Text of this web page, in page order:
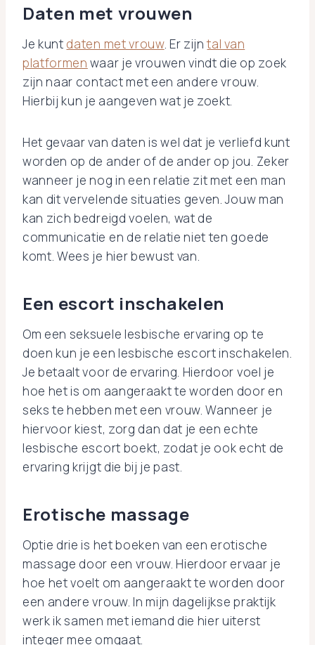
Daten met vrouwen
Je kunt daten met vrouw. Er zijntal van
platformen waar je vrouwen vindt die op zoek
zijn naar contact met een andere vrouw.
Hierbij kun je aangeven wat je zoekt.
Het gevaar van daten is wel dat je verliefd kunt
worden op de ander of de ander op jou. Zeker
wanneer je nog in een relatie zit met een man
kan dit vervelende situaties geven. Jouw man
kan zich bedreigd voelen, wat de
communicatie en de relatie niet ten goede
komt. Wees je hier bewust van.
Een escort inschakelen
Om een seksuele lesbische ervaring op te
doen kun je een lesbische escort inschakelen.
Je betaalt voor de ervaring. Hierdoor voel je
hoe het is om aangeraakt te worden door en
seks te hebben met een vrouw. Wanneer je
hiervoor kiest, zorg dan dat je een echte
lesbische escort boekt, zodat je ook echt de
ervaring krijgt die bij je past.
Erotische massage
Optie drie is het boeken van een erotische
massage door een vrouw. Hierdoor ervaar je
hoe het voelt om aangeraakt te worden door
een andere vrouw. In mijn dagelijkse praktijk
werk ik samen met iemand die hier uiterst
integer mee omgaat.